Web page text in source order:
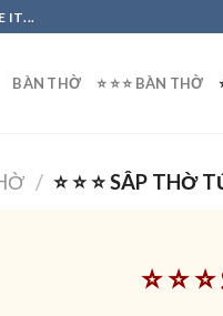
IT...
BÀN THỜ ⭐️ ⭐️ ⭐️ BÀN THỜ
/ ⭐️ ⭐️ ⭐️ SÂP THỜ
⭐️ ⭐️